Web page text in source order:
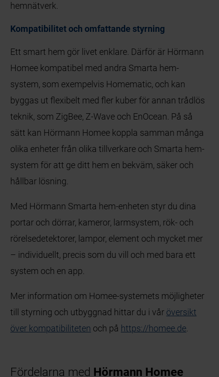
hemnätverk.
Kompatibilitet och omfattande styrning
Ett smart hem gör livet enklare. Därför är Hörmann
Homee kompatibel med andra Smarta hem-
system, som exempelvis Homematic, och kan
byggas ut flexibelt med fler kuber för annan trådlös
teknik, som ZigBee, Z-Wave och EnOcean. På så
sätt kan Hörmann Homee koppla samman många
olika enheter från olika tillverkare och Smarta hem-
system för att ge ditt hem en bekväm, säker och
hållbar lösning.
Med Hörmann Smarta hem-enheten styr du dina
portar och dörrar, kameror, larmsystem, rök- och
rörelsedetektorer, lampor, element och mycket mer
– individuellt, precis som du vill och med bara ett
system och en app.
Mer information om Homee-systemets möjligheter
till styrning och utbyggnad hittar du i vår översikt
över kompatibiliteten och på https://homee.de.
Fördelarna med Hörmann Homee